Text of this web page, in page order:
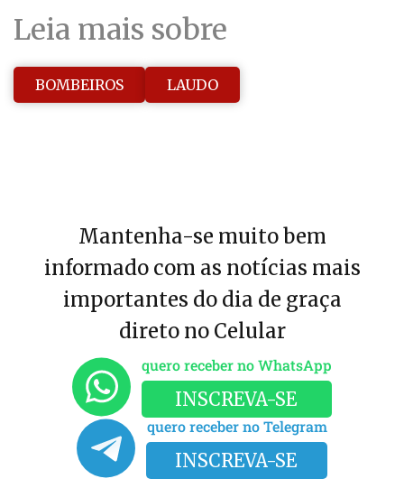
Leia mais sobre
BOMBEIROS LAUDO
Mantenha-se muito bem
informado com as notícias mais
importantes do dia de graça
direto no Celular
quero receber no WhatsApp
INSCREVA-SE
quero receber no Telegram
INSCREVA-SE